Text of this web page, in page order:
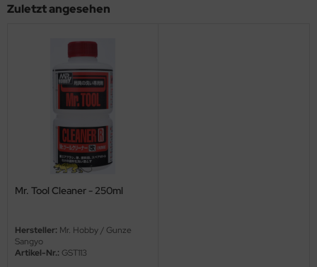
Zuletzt angesehen
Mr. Tool Cleaner - 250ml
Hersteller: Mr. Hobby / Gunze
Sangyo
Artikel-Nr.: GST113
Hobby / Gunze Sangyo
Beemax
Hobbies